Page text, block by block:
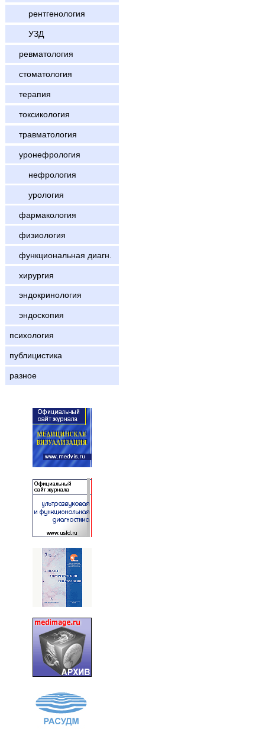
рентгенология
УЗД
ревматология
стоматология
терапия
токсикология
травматология
уронефрология
нефрология
урология
фармакология
физиология
функциональная диагн.
хирургия
эндокринология
эндоскопия
психология
публицистика
разное